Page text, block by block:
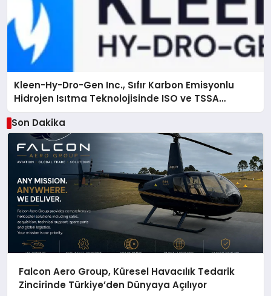
Kleen-Hy-Dro-Gen Inc., Sıfır Karbon Emisyonlu
Hidrojen Isıtma Teknolojisinde ISO ve TSSA
Düzenleyici Onaylarını Aldı
Son Dakika
Falcon Aero Group, Küresel Havacılık Tedarik
Zincirinde Türkiye’den Dünyaya Açılıyor